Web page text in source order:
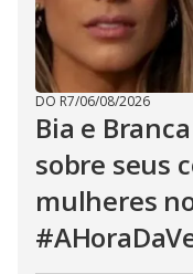
DO R7/06/08/2026
Bia e
sobre seus
mulheres